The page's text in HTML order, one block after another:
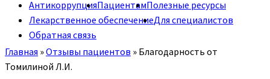
АнтикоррупцияПациентамПолезные ресурсы
Лекарственное обеспечениеДля специалистов
Обратная связь
Главная »Отзывы пациентов » Благодарность от
Томилиной Л.И.